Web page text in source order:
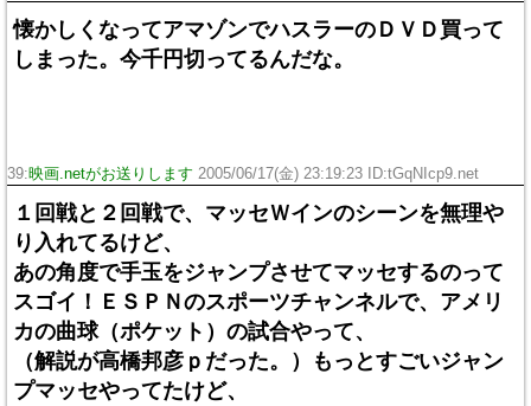
懐かしくなってアマゾンでハスラーのＤＶＤ買って
しまった。今千円切ってるんだな。
39:映画.netがお送りします 2005/06/17(金) 23:19:23 ID:tGqNIcp9.net
１回戦と２回戦で、マッセＷインのシーンを無理や
り入れてるけど、
あの角度で手玉をジャンプさせてマッセするのって
スゴイ！ＥＳＰＮのスポーツチャンネルで、アメリ
カの曲球（ポケット）の試合やって、
（解説が高橋邦彦ｐだった。）もっとすごいジャン
プマッセやってたけど、